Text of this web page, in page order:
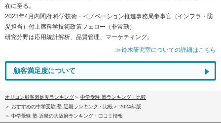
在に至る。
2023年4月内閣府 科学技術・イノベーション推進事務局参事官（インフラ・防
災担当）付上席科学技術政策フェロー（非常勤）
研究分野は応用統計解析、品質管理、マーケティング。
≫鈴木研究室についての詳細はこちら
顧客満足度について
オリコン顧客満足度ランキング
中学受験 塾ランキング・比較
おすすめの中学受験 塾 近畿ランキング・比較
2024年版
中学受験 塾 近畿の大阪府ランキング・口コミ情報